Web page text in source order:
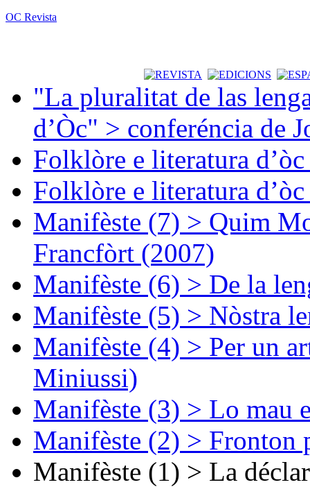
OC Revista
"La pluralitat de las
d’Òc" > conferéncia de
Folklòre e literatura
Folklòre e literatura
Manifèste (7) > Quim
Francfòrt (2007)
Manifèste (6) > De la
Manifèste (5) > Nòstra
Manifèste (4) > Per un
Miniussi)
Manifèste (3) > Lo mau
Manifèste (2) > Fronton
Manifèste (1) > La